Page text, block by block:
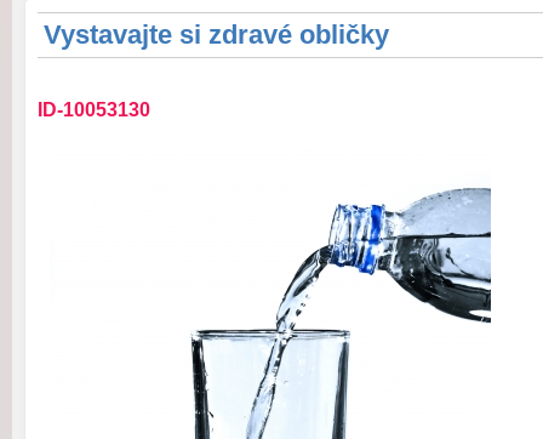
Vystavajte si zdravé obličky
ID-10053130